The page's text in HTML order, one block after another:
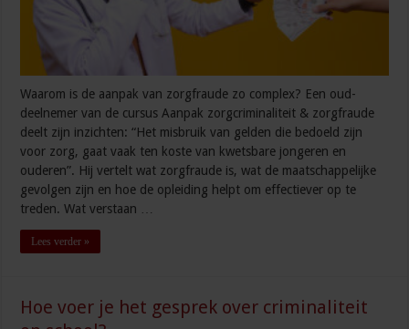
Waarom is de aanpak van zorgfraude zo complex? Een oud-
deelnemer van de cursus Aanpak zorgcriminaliteit & zorgfraude
deelt zijn inzichten: “Het misbruik van gelden die bedoeld zijn
voor zorg, gaat vaak ten koste van kwetsbare jongeren en
ouderen”. Hij vertelt wat zorgfraude is, wat de maatschappelijke
gevolgen zijn en hoe de opleiding helpt om effectiever op te
treden. Wat verstaan …
Lees verder »
Hoe voer je het gesprek over criminaliteit